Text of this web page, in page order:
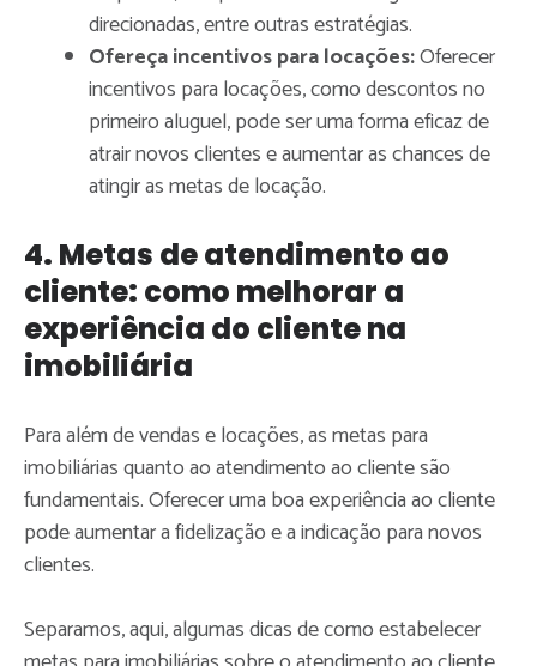
direcionadas, entre outras estratégias.
Ofereça incentivos para locações:Oferecer
incentivos para locações, como descontos no
primeiro aluguel, pode ser uma forma eficaz de
atrair novos clientes e aumentar as chances de
atingir as metas de locação.
4. Metas de atendimento ao
cliente: como melhorar a
experiência do cliente na
imobiliária
Para além de vendas e locações, as metas para
imobiliárias quanto ao atendimento ao cliente são
fundamentais. Oferecer uma boa experiência ao cliente
pode aumentar a fidelização e a indicação para novos
clientes.
Separamos, aqui, algumas dicas de como estabelecer